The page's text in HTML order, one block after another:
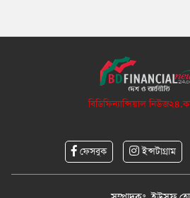
বিডিফিন্যান্সিয়াল
ফেসবুক ইন্সটাগ্রাম